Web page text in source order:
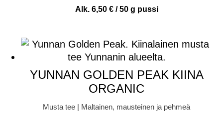
Alk. 6,50 €/ 50 g pussi
YUNNAN GOLDEN PEAK KIINA
ORGANIC
Musta tee | Maltainen, mausteinen ja pehmeä